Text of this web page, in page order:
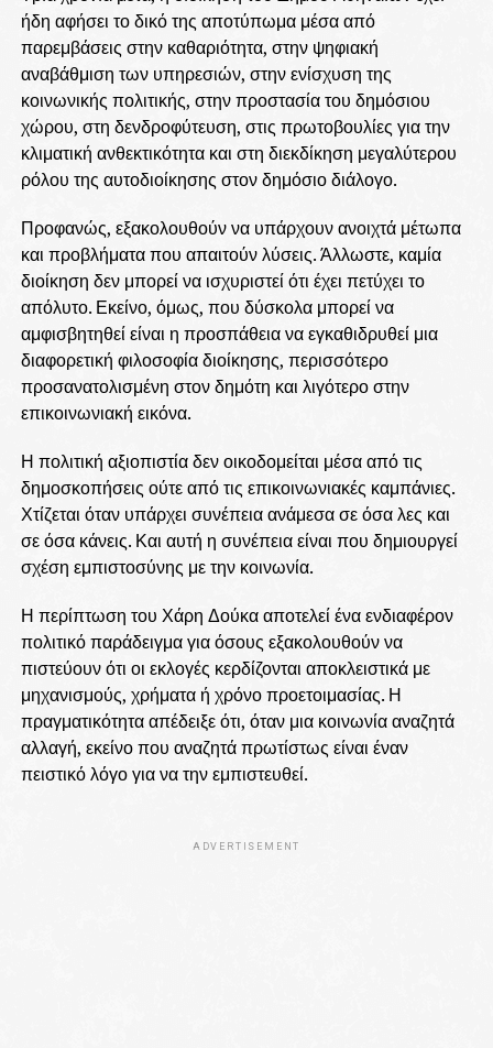
ήδη αφήσει το δικό της αποτύπωμα μέσα από
παρεμβάσεις στην καθαριότητα, στην ψηφιακή
αναβάθμιση των υπηρεσιών, στην ενίσχυση της
κοινωνικής πολιτικής, στην προστασία του δημόσιου
χώρου, στη δενδροφύτευση, στις πρωτοβουλίες για την
κλιματική ανθεκτικότητα και στη διεκδίκηση μεγαλύτερου
ρόλου της αυτοδιοίκησης στον δημόσιο διάλογο.
Προφανώς, εξακολουθούν να υπάρχουν ανοιχτά μέτωπα
και προβλήματα που απαιτούν λύσεις. Άλλωστε, καμία
διοίκηση δεν μπορεί να ισχυριστεί ότι έχει πετύχει το
απόλυτο. Εκείνο, όμως, που δύσκολα μπορεί να
αμφισβητηθεί είναι η προσπάθεια να εγκαθιδρυθεί μια
διαφορετική φιλοσοφία διοίκησης, περισσότερο
προσανατολισμένη στον δημότη και λιγότερο στην
επικοινωνιακή εικόνα.
Η πολιτική αξιοπιστία δεν οικοδομείται μέσα από τις
δημοσκοπήσεις ούτε από τις επικοινωνιακές καμπάνιες.
Χτίζεται όταν υπάρχει συνέπεια ανάμεσα σε όσα λες και
σε όσα κάνεις. Και αυτή η συνέπεια είναι που δημιουργεί
σχέση εμπιστοσύνης με την κοινωνία.
Η περίπτωση του Χάρη Δούκα αποτελεί ένα ενδιαφέρον
πολιτικό παράδειγμα για όσους εξακολουθούν να
πιστεύουν ότι οι εκλογές κερδίζονται αποκλειστικά με
μηχανισμούς, χρήματα ή χρόνο προετοιμασίας. Η
πραγματικότητα απέδειξε ότι, όταν μια κοινωνία αναζητά
αλλαγή, εκείνο που αναζητά πρωτίστως είναι έναν
πειστικό λόγο για να την εμπιστευθεί.
ADVERTISEMENT